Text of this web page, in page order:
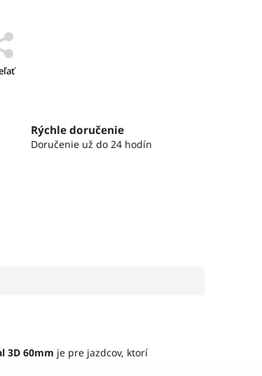
Rýchle doručenie
Doručenie už do 24 hodín
3D 60mm je pre jazdcov, ktorí